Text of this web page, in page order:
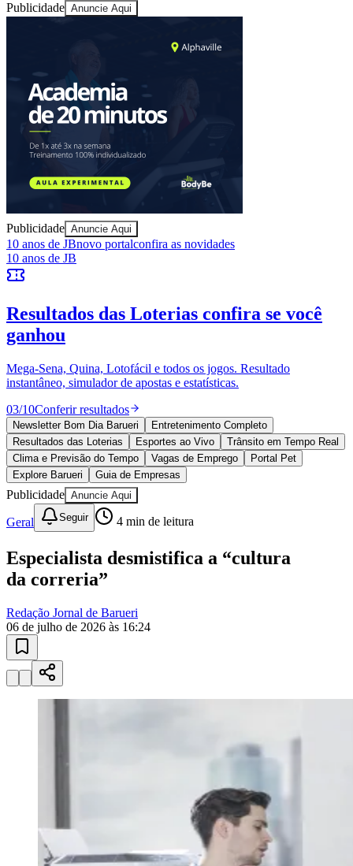
Ceará
Publicidade Anuncie Aqui
Publicidade Anuncie Aqui
10 anos de JBnovo portalconfira as novidades
10 anos de JB
Resultados das Loterias confira se você
ganhou
Mega-Sena, Quina, Lotofácil e todos os jogos. Resultado
instantâneo, simulador de apostas e estatísticas.
03/10Conferir resultados
Newsletter Bom Dia Barueri
Entretenimento Completo
Resultados das Loterias
Esportes ao Vivo
Trânsito em Tempo Real
Clima e Previsão do Tempo
Vagas de Emprego
Portal Pet
Explore Barueri
Guia de Empresas
Publicidade Anuncie Aqui
Geral Seguir 4 min de leitura
Especialista desmistifica a “cultura
da correria”
Redação Jornal de Barueri
06 de julho de 2026 às 16:24